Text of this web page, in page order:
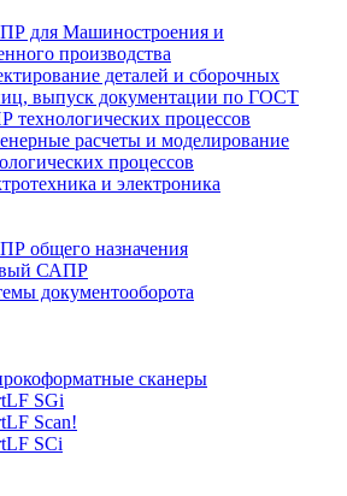
для Машиностроения и
производства
деталей и сборочных
выпуск документации по ГОСТ
технологических процессов
расчеты и моделирование
процессов
и электроника
общего назначения
САПР
документооборота
сканеры
SGi
Scan!
SCi